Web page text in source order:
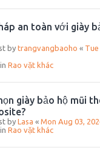
an toàn với giày
by trangvangbaoho « Tue
Rao vặt khác
giày bảo hộ mũi
by Lasa « Mon Aug 03,
Rao vặt khác